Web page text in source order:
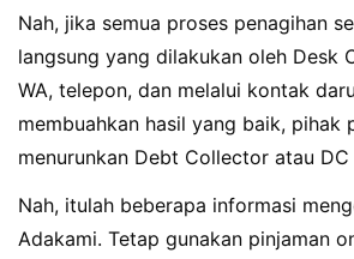
Nah, jika semua proses penagihan
langsung yang dilakukan oleh Desk
WA, telepon, dan melalui kontak
membuahkan hasil yang baik, pihak
menurunkan Debt Collector atau DC
Nah, itulah beberapa informasi
Adakami. Tetap gunakan pinjaman